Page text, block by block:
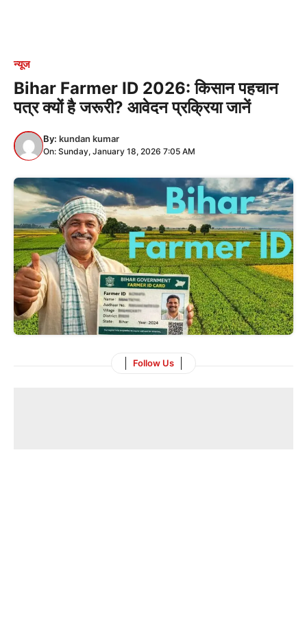
न्यूज
Bihar Farmer ID 2026: किसान पहचान
पत्र क्यों है जरूरी? आवेदन प्रक्रिया जानें
By: kundan kumar
On: Sunday, January 18, 2026 7:05 AM
Follow Us